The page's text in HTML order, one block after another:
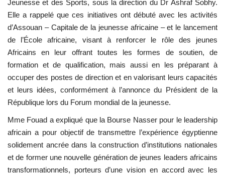
Jeunesse et des Sports, sous la direction du Dr Ashraf Sobhy.
Elle a rappelé que ces initiatives ont débuté avec les activités
d’Assouan – Capitale de la jeunesse africaine – et le lancement
de l’École africaine, visant à renforcer le rôle des jeunes
Africains en leur offrant toutes les formes de soutien, de
formation et de qualification, mais aussi en les préparant à
occuper des postes de direction et en valorisant leurs capacités
et leurs idées, conformément à l’annonce du Président de la
République lors du Forum mondial de la jeunesse.
Mme Fouad a expliqué que la Bourse Nasser pour le leadership
africain a pour objectif de transmettre l’expérience égyptienne
solidement ancrée dans la construction d’institutions nationales
et de former une nouvelle génération de jeunes leaders africains
transformationnels, porteurs d’une vision en accord avec les